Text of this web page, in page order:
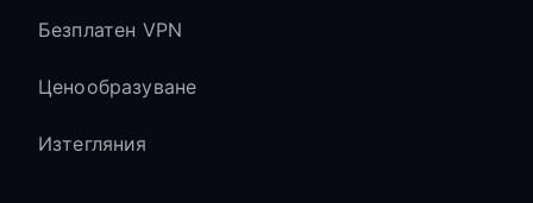
Безплатен VPN
Ценообразуване
Изтегляния